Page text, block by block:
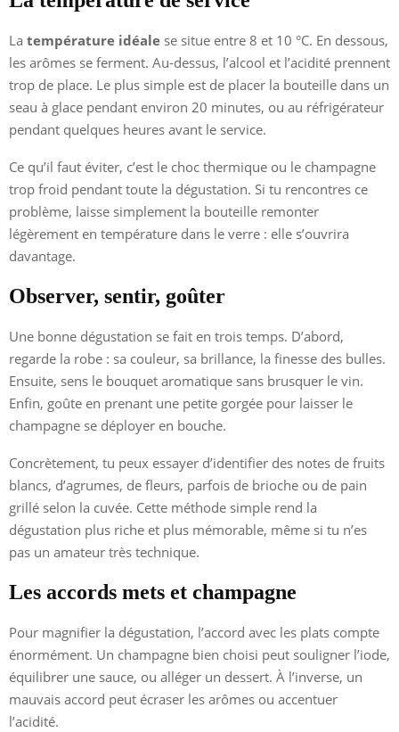
La température idéale se situe entre 8 et 10 °C. En dessous,
les arômes se ferment. Au-dessus, l’alcool et l’acidité prennent
trop de place. Le plus simple est de placer la bouteille dans un
seau à glace pendant environ 20 minutes, ou au réfrigérateur
pendant quelques heures avant le service.
Ce qu’il faut éviter, c’est le choc thermique ou le champagne
trop froid pendant toute la dégustation. Si tu rencontres ce
problème, laisse simplement la bouteille remonter
légèrement en température dans le verre : elle s’ouvrira
davantage.
Observer, sentir, goûter
Une bonne dégustation se fait en trois temps. D’abord,
regarde la robe : sa couleur, sa brillance, la finesse des bulles.
Ensuite, sens le bouquet aromatique sans brusquer le vin.
Enfin, goûte en prenant une petite gorgée pour laisser le
champagne se déployer en bouche.
Concrètement, tu peux essayer d’identifier des notes de fruits
blancs, d’agrumes, de fleurs, parfois de brioche ou de pain
grillé selon la cuvée. Cette méthode simple rend la
dégustation plus riche et plus mémorable, même si tu n’es
pas un amateur très technique.
Les accords mets et champagne
Pour magnifier la dégustation, l’accord avec les plats compte
énormément. Un champagne bien choisi peut souligner l’iode,
équilibrer une sauce, ou alléger un dessert. À l’inverse, un
mauvais accord peut écraser les arômes ou accentuer
l’acidité.